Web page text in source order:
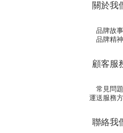
關於我
品牌故事
品牌精神
顧客服
常見問題
運送服務
聯絡我